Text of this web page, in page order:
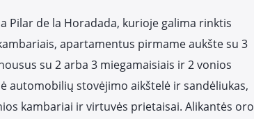
Pilar de la Horadada, kurioje galima rinktis
apartamentus pirmame aukšte su 3
su 2 arba 3 miegamaisiais ir 2 vonios
automobilių stovėjimo aikštelė ir sandėliukas,
kambariai ir virtuvės prietaisai. Alikantės oro